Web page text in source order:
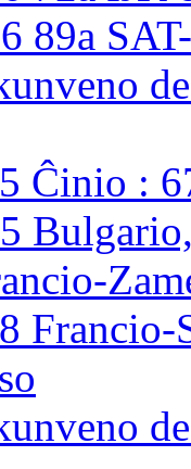
89a
Ĉinio :